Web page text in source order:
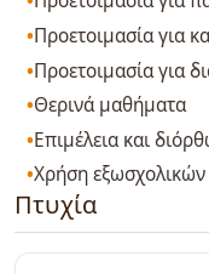
Προετοιμασία για
Προετοιμασία για
Θερινά μαθήματα
Επιμέλεια και
Χρήση
Πτυχία